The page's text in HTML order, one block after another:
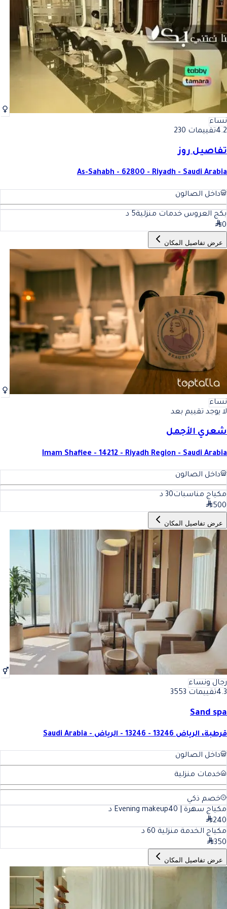
أفضل مكياج سهرة في الرياض
أفضل مكياج سهرة في الرياض
نساء
4.2تقييمات 230
تفاصيل روز
As-Sahabh - 62800 - Riyadh - Saudi Arabia
داخل الصالون
بكج العروس خدمات منزلية5 د
0
عرض تفاصيل المكان
نساء
لا يوجد تقييم بعد
شعري الأجمل
Imam Shafiee - 14212 - Riyadh Region - Saudi Arabia
داخل الصالون
مكياج مناسبات30 د
500
عرض تفاصيل المكان
رجال ونساء
4.3تقييمات 3553
Sand spa
قرطبة، الرياض 13246 - 13246 - الرياض - Saudi Arabia
داخل الصالون
خدمات منزلية
خصم ذكي
مكياج سهرة | Evening makeup 40
د
240
مكياج الخدمة منزلية 60 د
350
عرض تفاصيل المكان